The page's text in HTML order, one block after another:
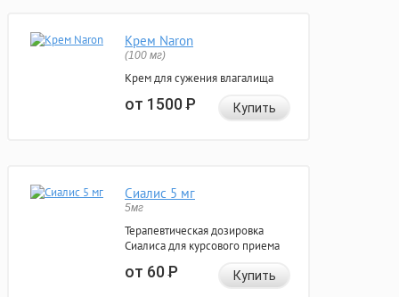
Крем Naron
(100 мг)
Крем для сужения влагалища
от 1500Р Купить
Сиалис 5 мг
5мг
Терапевтическая дозировка
Сиалиса для курсового приема
от 60Р Купить